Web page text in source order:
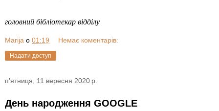
головний бібліотекар відділу
Marija о 01:19 Немає коментарів:
Надати доступ
пʼятниця, 11 вересня 2020 р.
День народження GOOGLE